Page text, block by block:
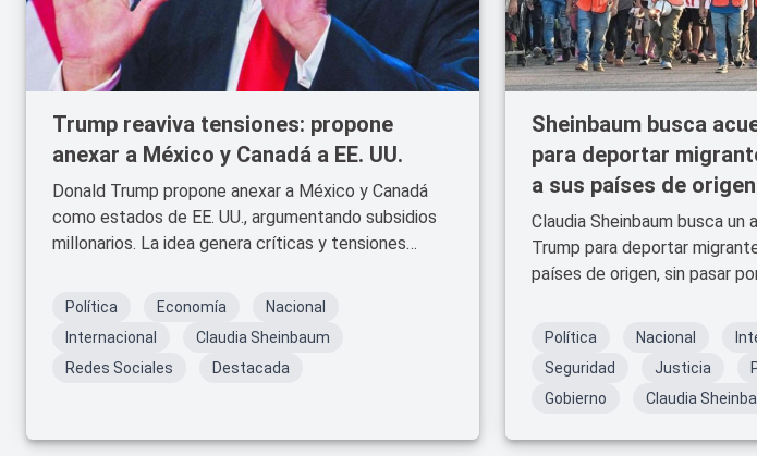
Trump reaviva tensiones: propone
anexar a México y Canadá a EE. UU.
Donald Trump propone anexar a México y Canadá
como estados de EE. UU., argumentando subsidios
millonarios. La idea genera críticas y tensiones
Política Economía
Nacional
Internacional
Claudia Sheinbaum
Redes Sociales
Destacada
Sheinbaum busca
para deportar
a sus países de origen
Claudia Sheinbaum busca un
Trump para deportar
países de origen, sin pasar
Política Nacional
Seguridad
Justicia
Gobierno
Claudia